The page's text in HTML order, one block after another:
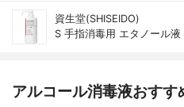
資生堂(SHISEIDO)
S 手指消毒用 エタノール液
アルコール消毒液おすす